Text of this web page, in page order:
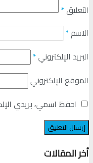
التعليق*
الاسم*
البريد الإلكتروني*
الموقع الإلكتروني
احفظ اسمي، بريدي
أخر المقالات